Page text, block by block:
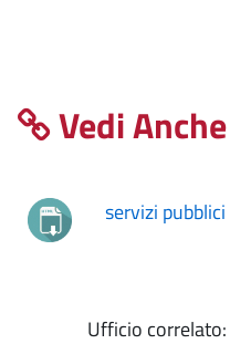
Vedi Anche
servizi pubblici
Ufficio correlato: